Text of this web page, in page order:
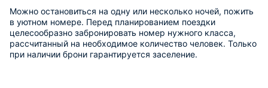
Можно остановиться на одну или несколько ночей, пожить
в уютном номере. Перед планированием поездки
целесообразно забронировать номер нужного класса,
рассчитанный на необходимое количество человек. Только
при наличии брони гарантируется заселение.